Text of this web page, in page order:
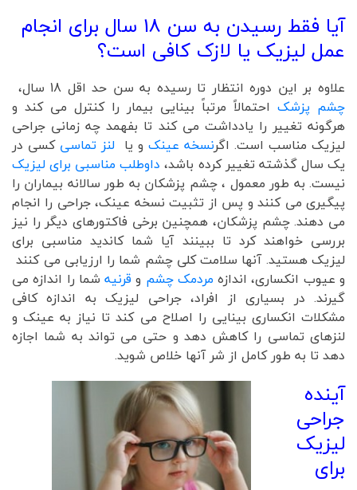
آیا فقط رسیدن به سن 18 سال برای انجام
عمل لیزیک یا لازک کافی است؟
علاوه بر این دوره انتظار تا رسیده به سن حد اقل 18 سال،
چشم پزشک احتمالاً مرتباً بینایی بیمار را کنترل می کند و
هرگونه تغییر را یادداشت می کند تا بفهمد چه زمانی جراحی
لیزیک مناسب است. اگرنسخه عینک و یا لنز تماسی کسی در
یک سال گذشته تغییر کرده باشد، داوطلب مناسبی برای لیزیک
نیست. به طور معمول ، چشم پزشکان به طور سالانه بیماران را
پیگیری می کنند و پس از تثبیت نسخه عینک، جراحی را انجام
می دهند. چشم پزشکان، همچنین برخی فاکتورهای دیگر را نیز
بررسی خواهند کرد تا ببینند آیا شما کاندید مناسبی برای
لیزیک هستید. آنها سلامت کلی چشم شما را ارزیابی می کنند
و عیوب انکساری، اندازه مردمک چشم و قرنیه شما را اندازه می
گیرند. در بسیاری از افراد، جراحی لیزیک به اندازه کافی
مشکلات انکساری بینایی را اصلاح می کند تا نیاز به عینک و
لنزهای تماسی را کاهش دهد و حتی می تواند به شما اجازه
دهد تا به طور کامل از شر آنها خلاص شوید.
آینده
جراحی
لیزیک
برای